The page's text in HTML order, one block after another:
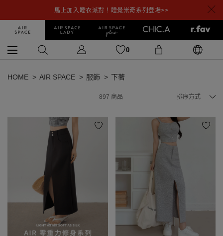
馬上加入睡衣派對！睡覺米奇系列登場>>
0
HOME AIR SPACE 服飾 下著
897 商品 排序方式